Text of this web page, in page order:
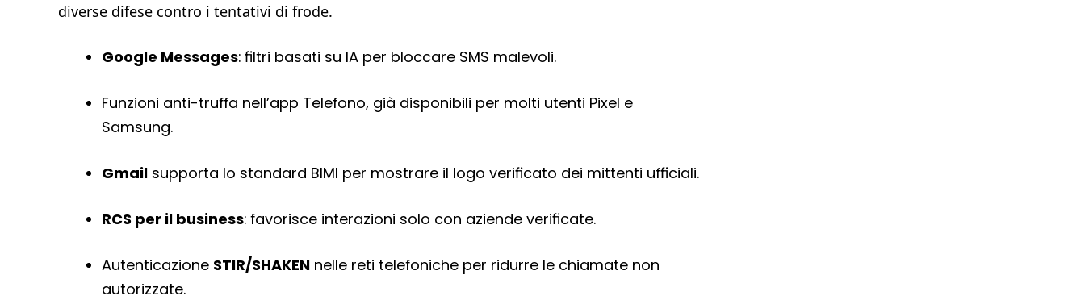
diverse difese contro i tentativi di frode.
Google Messages: filtri basati su IA per bloccare SMS malevoli.
Funzioni anti-truffa nell’app Telefono, già disponibili per molti utenti Pixel e
Samsung.
Gmail supporta lo standard BIMI per mostrare il logo verificato dei mittenti ufficiali.
RCS per il business: favorisce interazioni solo con aziende verificate.
Autenticazione STIR/SHAKEN nelle reti telefoniche per ridurre le chiamate non
autorizzate.